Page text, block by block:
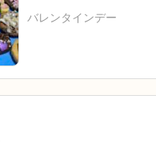
バレンタインデー